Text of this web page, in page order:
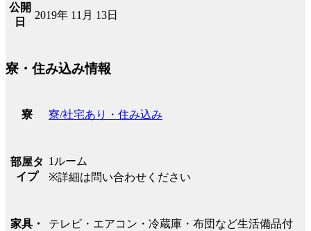
公開
日
2019年 11月 13日
寮・住み込み情報
寮 寮/社宅あり・住み込み
部屋タ
イプ
1ルーム
※詳細は問い合わせください
家具・
テレビ・エアコン・冷蔵庫・布団など生活備品付